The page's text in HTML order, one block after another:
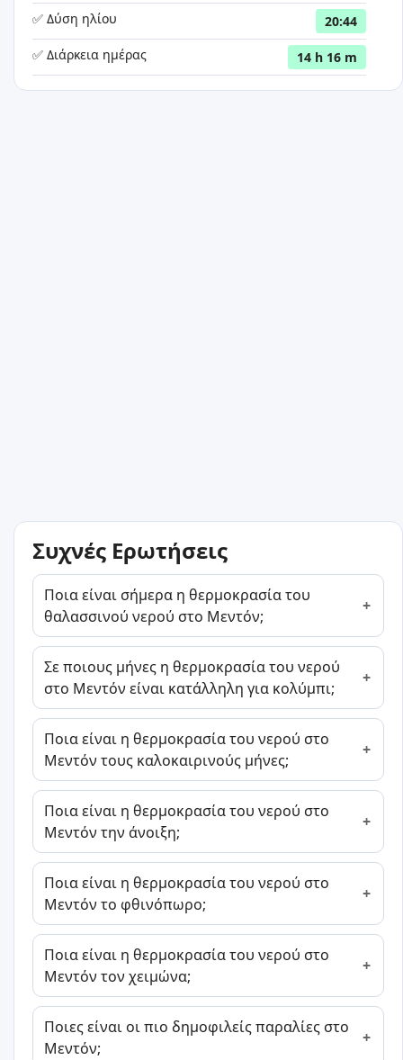
✅ Δύση ηλίου
20:44
✅ Διάρκεια ημέρας
14 h 16 m
Συχνές Ερωτήσεις
Ποια είναι σήμερα η θερμοκρασία του
θαλασσινού νερού στο Μεντόν;
Σε ποιους μήνες η θερμοκρασία του νερού
στο Μεντόν είναι κατάλληλη για κολύμπι;
Ποια είναι η θερμοκρασία του νερού στο
Μεντόν τους καλοκαιρινούς μήνες;
Ποια είναι η θερμοκρασία του νερού στο
Μεντόν την άνοιξη;
Ποια είναι η θερμοκρασία του νερού στο
Μεντόν το φθινόπωρο;
Ποια είναι η θερμοκρασία του νερού στο
Μεντόν τον χειμώνα;
Ποιες είναι οι πιο δημοφιλείς παραλίες στο
Μεντόν;